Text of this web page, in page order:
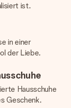
ist.
in einer
der Liebe.
Hausschuhe
Geschenk.